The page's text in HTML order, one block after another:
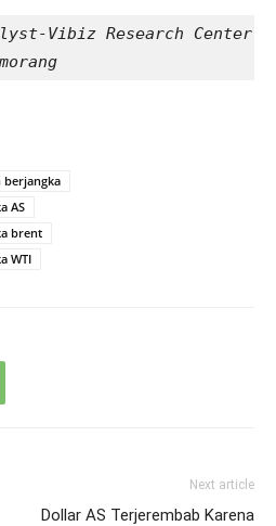
Vibiz Research Center
berjangka
AS
brent
WTI
Next article
Dollar AS Terjerembab Karena